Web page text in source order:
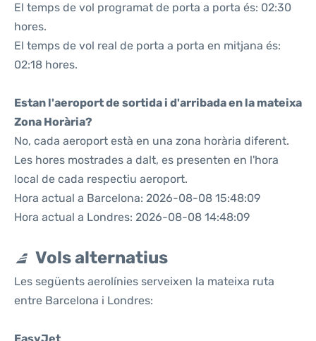
El temps de vol programat de porta a porta és: 02:30
hores.
El temps de vol real de porta a porta en mitjana és:
02:18 hores.
Estan l'aeroport de sortida i d'arribada en la mateixa
Zona Horària?
No, cada aeroport està en una zona horària diferent.
Les hores mostrades a dalt, es presenten en l'hora
local de cada respectiu aeroport.
Hora actual a Barcelona: 2026-08-08 15:48:09
Hora actual a Londres: 2026-08-08 14:48:09
Vols alternatius
Les següents aerolínies serveixen la mateixa ruta
entre Barcelona i Londres: